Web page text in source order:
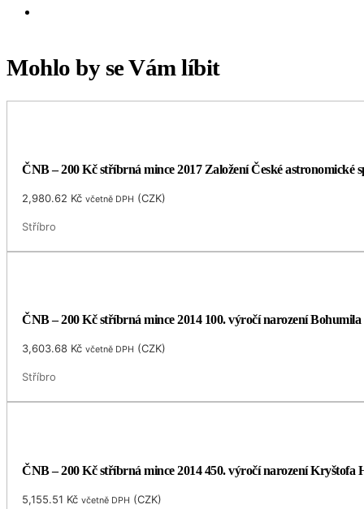
Mohlo by se Vám líbit
ČNB – 200 Kč stříbrná mince 2017 Založení České astronomické
2,980.62 Kč včetně DPH (CZK)
Stříbro
ČNB – 200 Kč stříbrná mince 2014 100. výročí narození
3,603.68 Kč včetně DPH (CZK)
Stříbro
ČNB – 200 Kč stříbrná mince 2014 450. výročí narození
5,155.51 Kč včetně DPH (CZK)